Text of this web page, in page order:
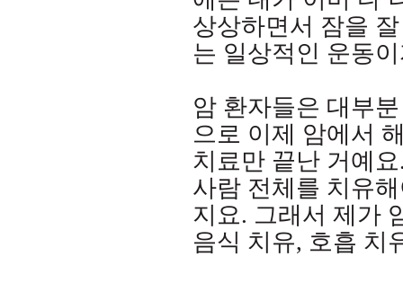
상상하면서 잠을
는 일상적인 운동
암 환자들은 대부
으로 이제 암에서
치료만 끝난 거예요
사람 전체를 치유
지요. 그래서 제가
음식 치유, 호흡 치